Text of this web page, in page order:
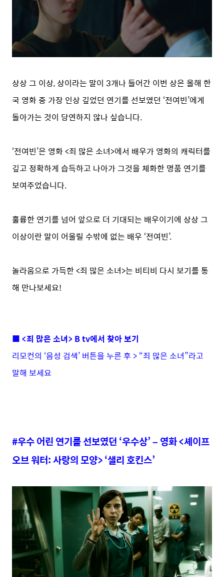
상상 그 이상, 상이라는 말이 3개나 들어간 이번 상은 올해 한
국 영화 중 가장 인상 깊었던 연기를 선보였던 ‘전여빈’에게
돌아가는 것이 당연하지 않나 싶습니다.
‘전여빈’은 영화 <죄 많은 소녀>에서 배우가 영화의 캐릭터를
깊고 정확하게 습득하고 나아가 그것을 체화한 명품 연기를
보여주었습니다.
훌륭한 연기를 넘어 앞으로 더 기대되는 배우이기에 상상 그
이상이란 말이 어울릴 수밖에 없는 배우 ‘전여빈’.
놀라움으로 가득한 <죄 많은 소녀>는 비티비 다시 보기를 통
해 만나보세요!
■ <죄 많은 소녀> B tv에서 찾아 보기
리모컨의 ‘음성 검색’ 버튼을 누른 후 > “죄 많은 소녀”라고
말해 보세요
#우수 어린 연기를 선보였던 ‘우수상’ – 영화 <셰이프
오브 워터: 사랑의 모양> ‘샐리 호킨스’